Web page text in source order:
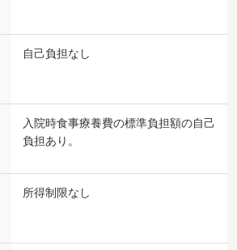
自己負担なし
入院時食事療養費の標準負担額の自己
負担あり。
所得制限なし